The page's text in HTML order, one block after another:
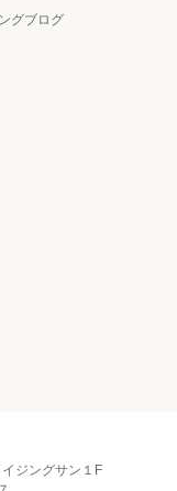
グブログ
ジングサン１F